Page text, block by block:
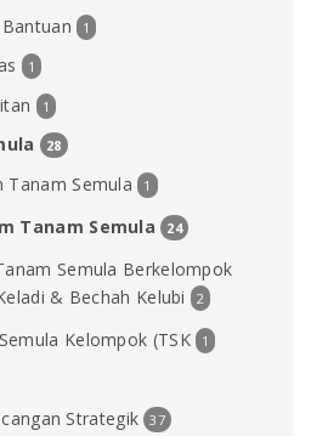
1
1
1
28
Tanam Semula 1
Tanam Semula 24
Semula Berkelompok
& Bechah Kelubi
2
Kelompok (TSK 1
Strategik 37